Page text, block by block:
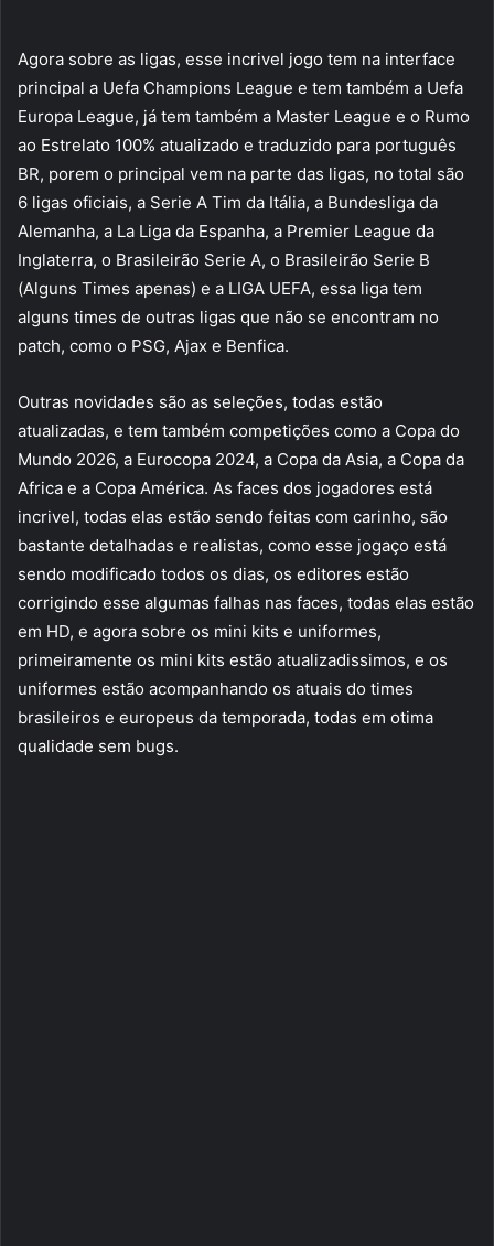
Agora sobre as ligas, esse incrivel jogo tem na interface
principal a Uefa Champions League e tem também a Uefa
Europa League, já tem também a Master League e o Rumo
ao Estrelato 100% atualizado e traduzido para português
BR, porem o principal vem na parte das ligas, no total são
6 ligas oficiais, a Serie A Tim da Itália, a Bundesliga da
Alemanha, a La Liga da Espanha, a Premier League da
Inglaterra, o Brasileirão Serie A, o Brasileirão Serie B
(Alguns Times apenas) e a LIGA UEFA, essa liga tem
alguns times de outras ligas que não se encontram no
patch, como o PSG, Ajax e Benfica.
Outras novidades são as seleções, todas estão
atualizadas, e tem também competições como a Copa do
Mundo 2026, a Eurocopa 2024, a Copa da Asia, a Copa da
Africa e a Copa América. As faces dos jogadores está
incrivel, todas elas estão sendo feitas com carinho, são
bastante detalhadas e realistas, como esse jogaço está
sendo modificado todos os dias, os editores estão
corrigindo esse algumas falhas nas faces, todas elas estão
em HD, e agora sobre os mini kits e uniformes,
primeiramente os mini kits estão atualizadissimos, e os
uniformes estão acompanhando os atuais do times
brasileiros e europeus da temporada, todas em otima
qualidade sem bugs.